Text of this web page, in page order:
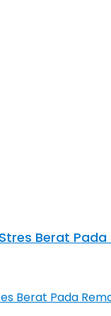
Berat Pada